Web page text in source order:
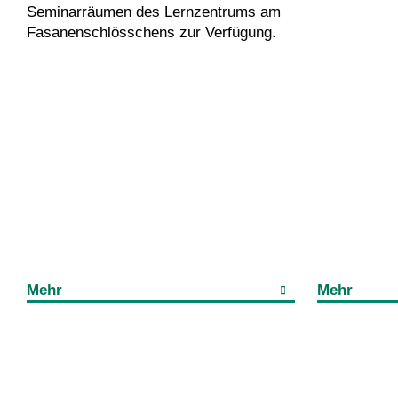
Seminarräumen des Lernzentrums am
Fasanenschlösschens zur Verfügung.
Mehr Mehr